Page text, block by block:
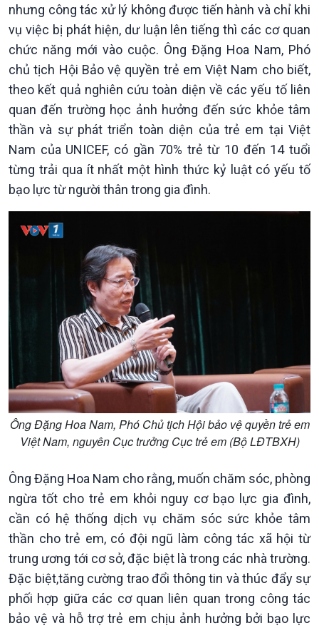
Xã hội
Tin Đời sống & Xã hội
360 độ Sức khỏe
Chuyển đổi Xanh
Tài nguyên và Môi trường
Chuyên gia của bạn
Xã hội chuyển động
Bước chân đến trường
Sống chung với biến đổi
khí hậu
nhưng công tác xử lý không được tiến hành và chỉ khi
vụ việc bị phát hiện, dư luận lên tiếng thì các cơ quan
chức năng mới vào cuộc. Ông Đặng Hoa Nam, Phó
chủ tịch Hội Bảo vệ quyền trẻ em Việt Nam cho biết,
theo kết quả nghiên cứu toàn diện về các yếu tố liên
quan đến trường học ảnh hưởng đến sức khỏe tâm
thần và sự phát triển toàn diện của trẻ em tại Việt
Nam của UNICEF, có gần 70% trẻ từ 10 đến 14 tuổi
từng trải qua ít nhất một hình thức kỷ luật có yếu tố
bạo lực từ người thân trong gia đình.
Ông Đặng Hoa Nam, Phó Chủ tịch Hội bảo vệ quyền trẻ em
Việt Nam, nguyên Cục trưởng Cục trẻ em (Bộ LĐTBXH)
Ông Đặng Hoa Nam cho rằng, muốn chăm sóc, phòng
ngừa tốt cho trẻ em khỏi nguy cơ bạo lực gia đình,
cần có hệ thống dịch vụ chăm sóc sức khỏe tâm
thần cho trẻ em, có đội ngũ làm công tác xã hội từ
trung ương tới cơ sở, đặc biệt là trong các nhà trường.
Đặc biệt,tăng cường trao đổi thông tin và thúc đẩy sự
phối hợp giữa các cơ quan liên quan trong công tác
bảo vệ và hỗ trợ trẻ em chịu ảnh hưởng bởi bạo lực